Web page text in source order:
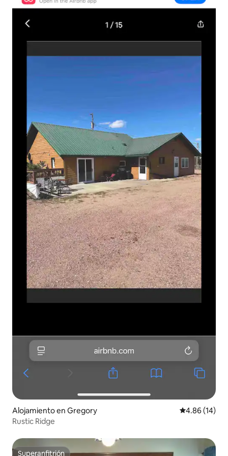
Alojamiento en Gregory Calificación
4.86 (14)
Rustic Ridge
Superanfitrión